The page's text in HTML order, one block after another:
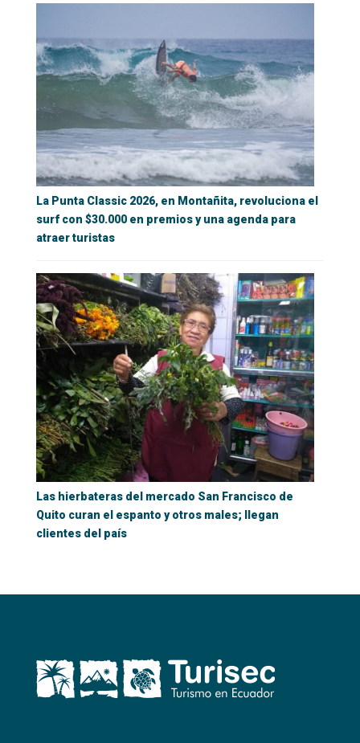
La Punta Classic 2026, en Montañita, revoluciona el
surf con $30.000 en premios y una agenda para
atraer turistas
Las hierbateras del mercado San Francisco de
Quito curan el espanto y otros males; llegan
clientes del país